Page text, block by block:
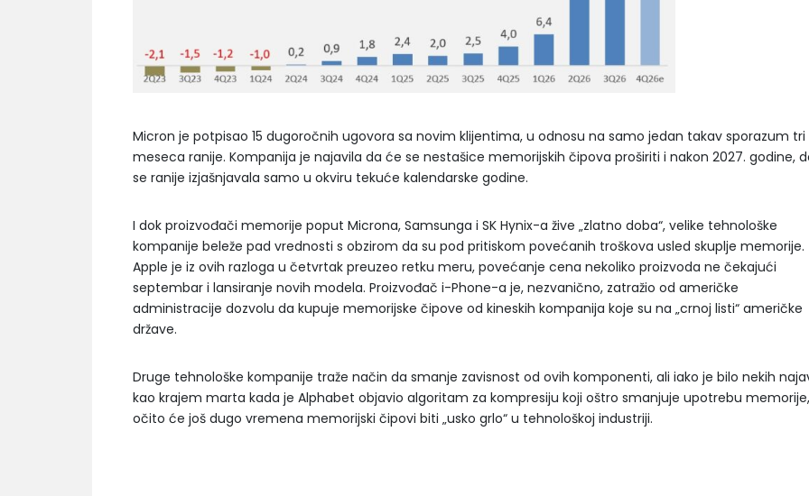
Micron je potpisao 15 dugoročnih ugovora sa novim klijentima, u odnosu na samo jedan takav sporazum tri
meseca ranije. Kompanija je najavila da će se nestašice memorijskih čipova proširiti i nakon 2027. godine,
se ranije izjašnjavala samo u okviru tekuće kalendarske godine.
I dok proizvođači memorije poput Microna, Samsunga i SK Hynix-a žive „zlatno doba“, velike tehnološke
kompanije beleže pad vrednosti s obzirom da su pod pritiskom povećanih troškova usled skuplje memorije.
Apple je iz ovih razloga u četvrtak preuzeo retku meru, povećanje cena nekoliko proizvoda ne čekajući
septembar i lansiranje novih modela. Proizvođač i-Phone-a je, nezvanično, zatražio od američke
administracije dozvolu da kupuje memorijske čipove od kineskih kompanija koje su na „crnoj listi“ američke
države.
Druge tehnološke kompanije traže način da smanje zavisnost od ovih komponenti, ali iako je bilo nekih
kao krajem marta kada je Alphabet objavio algoritam za kompresiju koji oštro smanjuje upotrebu memorije,
očito će još dugo vremena memorijski čipovi biti „usko grlo“ u tehnološkoj industriji.